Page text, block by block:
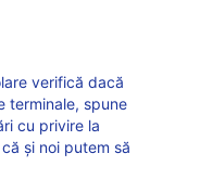
verifică dacă
terminale, spune
cu privire la
și noi putem să